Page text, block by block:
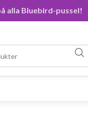
alla Bluebird-pussel!